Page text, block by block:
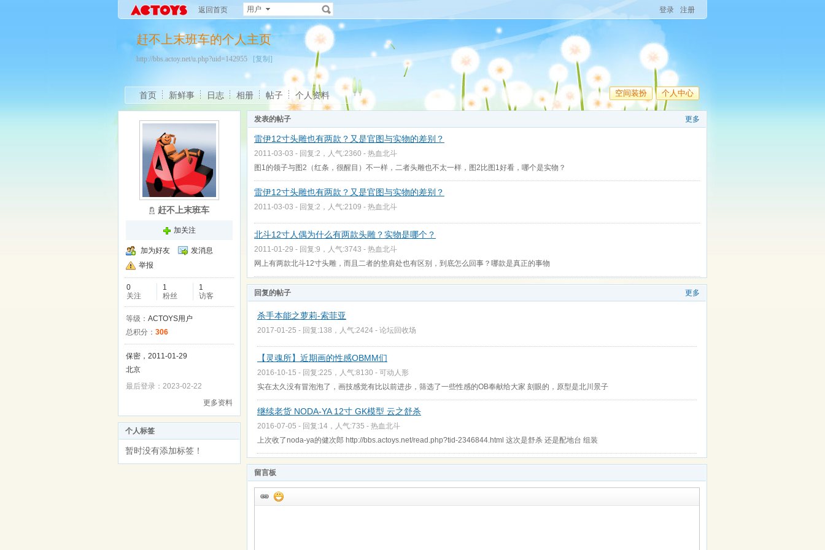
返回首页 用户 登录 注册
赶不上末班车的个人主页
http://bbs.actoy.net/u.php?uid=142955 [复制]
空间装扮 个人中心
首页 新鲜事 日志 相册 帖子 个人资料
赶不上末班车
加关注
加为好友
发消息
举报
0
关注
1
粉丝
1
访客
等级： ACTOYS用户
总积分： 306
保密，2011-01-29
北京
最后登录：2023-02-22
更多资料
个人标签
暂时没有添加标签！
更多
发表的帖子
雷伊12寸头雕也有两款？又是官图与实物的差别？
2011-03-03 - 回复:2，人气:2360 - 热血北斗
图1的领子与图2（红条，很醒目）不一样，二者头雕也不太一样，图2比图1好看，哪个是实物？
雷伊12寸头雕也有两款？又是官图与实物的差别？
2011-03-03 - 回复:2，人气:2109 - 热血北斗
北斗12寸人偶为什么有两款头雕？实物是哪个？
2011-01-29 - 回复:9，人气:3743 - 热血北斗
网上有两款北斗12寸头雕，而且二者的垫肩处也有区别，到底怎么回事？哪款是真正的事物
更多
回复的帖子
杀手本能之萝莉-索菲亚
2017-01-25 - 回复:138，人气:2424 - 论坛回收场
【灵魂所】近期画的性感OBMM们
2016-10-15 - 回复:225，人气:8130 - 可动人形
实在太久没有冒泡泡了，画技感觉有比以前进步，筛选了一些性感的OB奉献给大家 刻眼的，原型是北川景子
继续老货 NODA-YA 12寸 GK模型 云之舒杀
2016-07-05 - 回复:14，人气:735 - 热血北斗
上次收了noda-ya的健次郎 http://bbs.actoys.net/read.php?tid-2346844.html 这次是舒杀 还是配地台 组装
留言板